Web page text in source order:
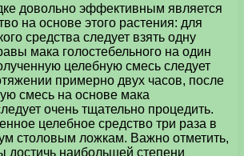
довольно эффективным является
на основе этого растения: для
средства следует взять одну
мака голостебельного на один
целебную смесь следует
примерно двух часов, после
смесь на основе мака
очень тщательно процедить.
целебное средство три раза в
столовым ложкам. Важно отметить,
достичь наибольшей степени